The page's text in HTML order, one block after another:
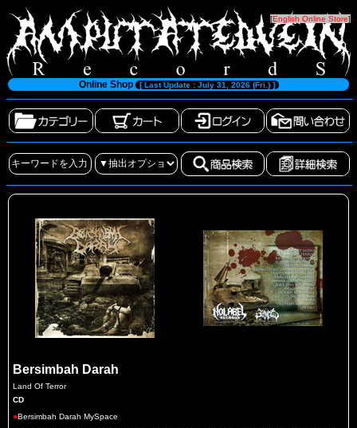
[English Online Store]
Online Shop [ Last Update : July 31, 2026 (Fri.) ]
Bersimbah Darah
Land Of Terror
CD
●Bersimbah Darah MySpace